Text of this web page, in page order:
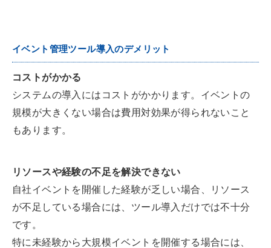
イベント管理ツール導入のデメリット
コストがかかる
システムの導入にはコストがかかります。イベントの
規模が大きくない場合は費用対効果が得られないこと
もあります。
リソースや経験の不足を解決できない
自社イベントを開催した経験が乏しい場合、リソース
が不足している場合には、ツール導入だけでは不十分
です。
特に未経験から大規模イベントを開催する場合には、